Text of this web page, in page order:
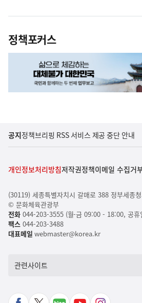
정책포커스
공지정책브리핑 RSS 서비스 제공 중단 안내
개인정보처리방침저작권정책이메일 수집거
(30119) 세종특별자치시 갈매로 388 정부세종
© 문화체육관광부
전화044-203-3555 (월-금 09:00 - 18:00, 공휴
팩스044-203-3488
대표메일 webmaster@korea.kr
관련사이트